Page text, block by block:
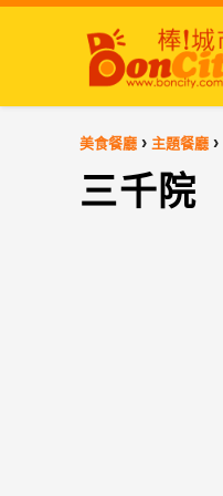
美食餐廳 › 主題餐廳 ›
三千院